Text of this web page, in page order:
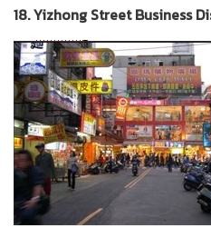
18. Yizhong Street Business